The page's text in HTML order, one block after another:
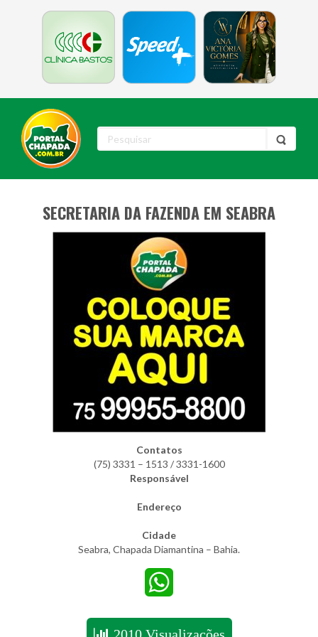
SECRETARIA DA FAZENDA EM SEABRA
Contatos
(75) 3331 – 1513 / 3331-1600
Responsável
Endereço
Cidade
Seabra, Chapada Diamantina – Bahia.